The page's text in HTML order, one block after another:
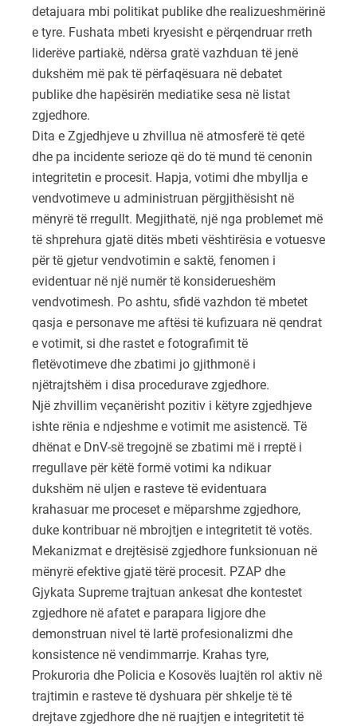
detajuara mbi politikat publike dhe realizueshmërinë
e tyre. Fushata mbeti kryesisht e përqendruar rreth
liderëve partiakë, ndërsa gratë vazhduan të jenë
dukshëm më pak të përfaqësuara në debatet
publike dhe hapësirën mediatike sesa në listat
zgjedhore.
Dita e Zgjedhjeve u zhvillua në atmosferë të qetë
dhe pa incidente serioze që do të mund të cenonin
integritetin e procesit. Hapja, votimi dhe mbyllja e
vendvotimeve u administruan përgjithësisht në
mënyrë të rregullt. Megjithatë, një nga problemet më
të shprehura gjatë ditës mbeti vështirësia e votuesve
për të gjetur vendvotimin e saktë, fenomen i
evidentuar në një numër të konsiderueshëm
vendvotimesh. Po ashtu, sfidë vazhdon të mbetet
qasja e personave me aftësi të kufizuara në qendrat
e votimit, si dhe rastet e fotografimit të
fletëvotimeve dhe zbatimi jo gjithmonë i
njëtrajtshëm i disa procedurave zgjedhore.
Një zhvillim veçanërisht pozitiv i këtyre zgjedhjeve
ishte rënia e ndjeshme e votimit me asistencë. Të
dhënat e DnV-së tregojnë se zbatimi më i rreptë i
rregullave për këtë formë votimi ka ndikuar
dukshëm në uljen e rasteve të evidentuara
krahasuar me proceset e mëparshme zgjedhore,
duke kontribuar në mbrojtjen e integritetit të votës.
Mekanizmat e drejtësisë zgjedhore funksionuan në
mënyrë efektive gjatë tërë procesit. PZAP dhe
Gjykata Supreme trajtuan ankesat dhe kontestet
zgjedhore në afatet e parapara ligjore dhe
demonstruan nivel të lartë profesionalizmi dhe
konsistence në vendimmarrje. Krahas tyre,
Prokuroria dhe Policia e Kosovës luajtën rol aktiv në
trajtimin e rasteve të dyshuara për shkelje të të
drejtave zgjedhore dhe në ruajtjen e integritetit të